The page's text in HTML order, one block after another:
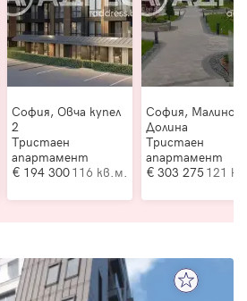
София, Овча купел
2
Тристаен
апартамент
194 300116 кв.м.
София,
Долина
Тристаен
апартамент
303 275121